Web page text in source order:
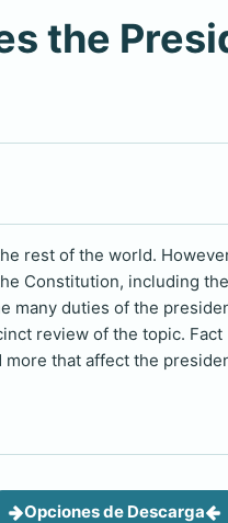
the
rest of the world.
Constitution, including
many duties of the
review of the topic.
that affect the
Opciones de Descarga